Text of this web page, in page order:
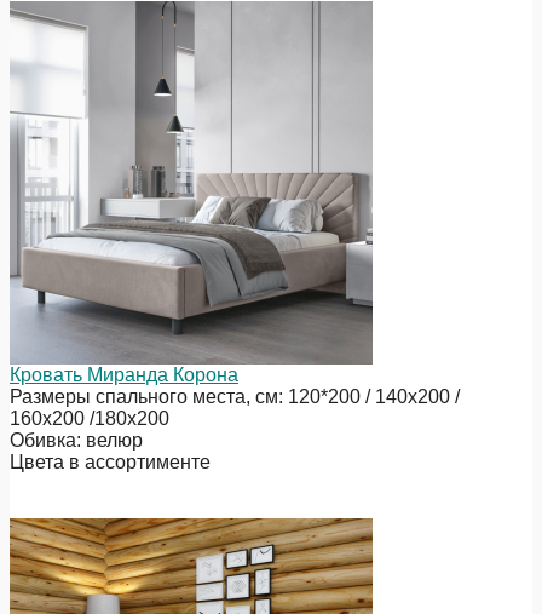
Кровать Миранда Корона
Размеры спального места, см: 120*200 / 140х200 /
160х200 /180х200
Обивка: велюр
Цвета в ассортименте